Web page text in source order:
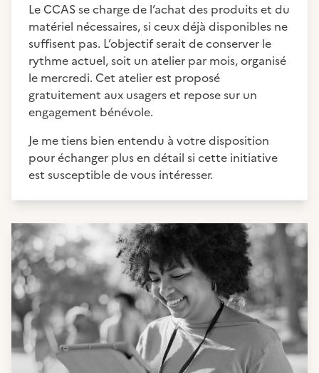
Le CCAS se charge de l’achat des produits et du
matériel nécessaires, si ceux déjà disponibles ne
suffisent pas. L’objectif serait de conserver le
rythme actuel, soit un atelier par mois, organisé
le mercredi. Cet atelier est proposé
gratuitement aux usagers et repose sur un
engagement bénévole.
Je me tiens bien entendu à votre disposition
pour échanger plus en détail si cette initiative
est susceptible de vous intéresser.